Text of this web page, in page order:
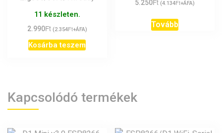
11 készleten.
2.990Ft (2.354Ft+ÁFA)
Kosárba teszem
5.250Ft (4.134Ft+ÁFA)
Tovább
Kapcsolódó termékek